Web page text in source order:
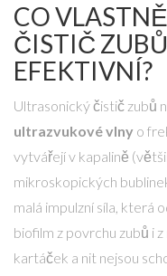
CO
ČISTIČ
EFEKTIVNÍ?
Ultrasonický čistič zubů
ultrazvukové vlny o
vytvářejí v kapalině
mikroskopických
malá impulzní síla, která
biofilm z povrchu zubů i
kartáček a nit nejsou